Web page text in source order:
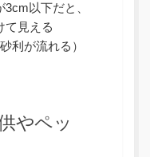
以下だと、
て見える
利が流れる）
やペッ